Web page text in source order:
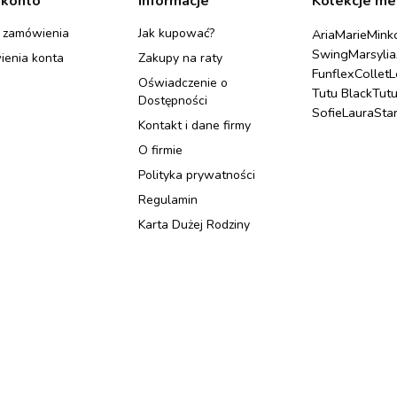
konta
Jak kupować?
Zakupy na raty
Oświadczenie o
Dostępności
Kontakt i dane firmy
O firmie
Polityka prywatności
Regulamin
Karta Dużej Rodziny
AriaMarie
SwingMarsylia
FunflexCollet
Tutu Black
SofieLauraStar